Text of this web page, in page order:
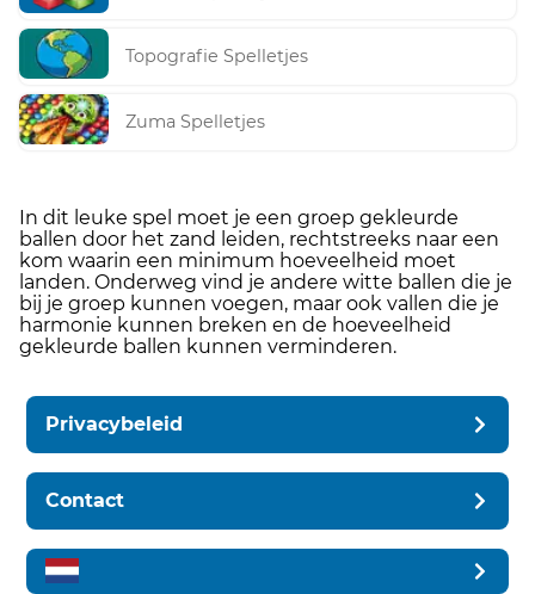
Topografie Spelletjes
Zuma Spelletjes
In dit leuke spel moet je een groep gekleurde
ballen door het zand leiden, rechtstreeks naar een
kom waarin een minimum hoeveelheid moet
landen. Onderweg vind je andere witte ballen die je
bij je groep kunnen voegen, maar ook vallen die je
harmonie kunnen breken en de hoeveelheid
gekleurde ballen kunnen verminderen.
Privacybeleid
Contact